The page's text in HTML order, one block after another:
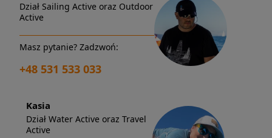
Dział Sailing Active oraz Outdoor
Active
Masz pytanie? Zadzwoń:
+48 531 533 033
Kasia
Dział Water Active oraz Travel
Active